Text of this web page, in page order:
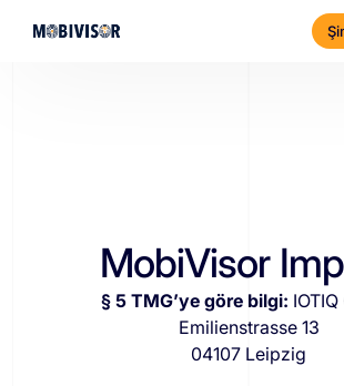
MobiVisor
§ 5 TMG’ye göre bilgi:
Emilienstrasse 13
04107 Leipzig